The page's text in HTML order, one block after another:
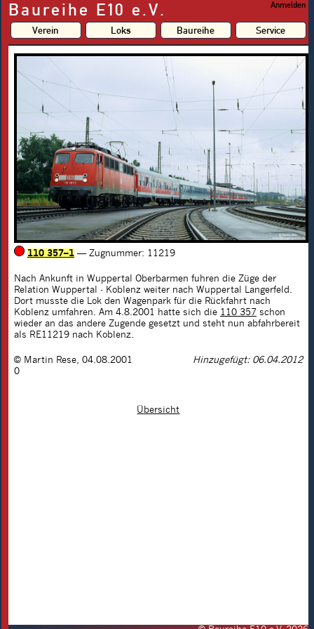
Baureihe E10 e.V. Anmelden
Verein Loks Baureihe Service
110 357–1 — Zugnummer: 11219
Nach Ankunft in Wuppertal Oberbarmen fuhren die Züge der
Relation Wuppertal - Koblenz weiter nach Wuppertal Langerfeld.
Dort musste die Lok den Wagenpark für die Rückfahrt nach
Koblenz umfahren. Am 4.8.2001 hatte sich die 110 357 schon
wieder an das andere Zugende gesetzt und steht nun abfahrbereit
als RE11219 nach Koblenz.
© Martin Rese 04.08.2001
Hinzugefügt: 06.04.2012
0
Übersicht